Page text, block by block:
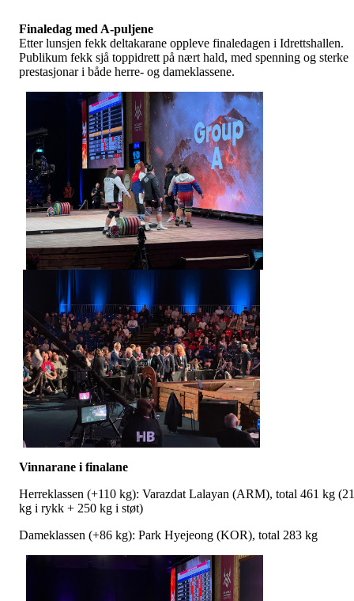
Finaledag med A-puljene
Etter lunsjen fekk deltakarane oppleve finaledagen i Idrettshallen.
Publikum fekk sjå toppidrett på nært hald, med spenning og sterke
prestasjonar i både herre- og dameklassene.
Vinnarane i finalane
Herreklassen (+110 kg): Varazdat Lalayan (ARM), total 461 kg
kg i rykk + 250 kg i støt)
Dameklassen (+86 kg): Park Hyejeong (KOR), total 283 kg